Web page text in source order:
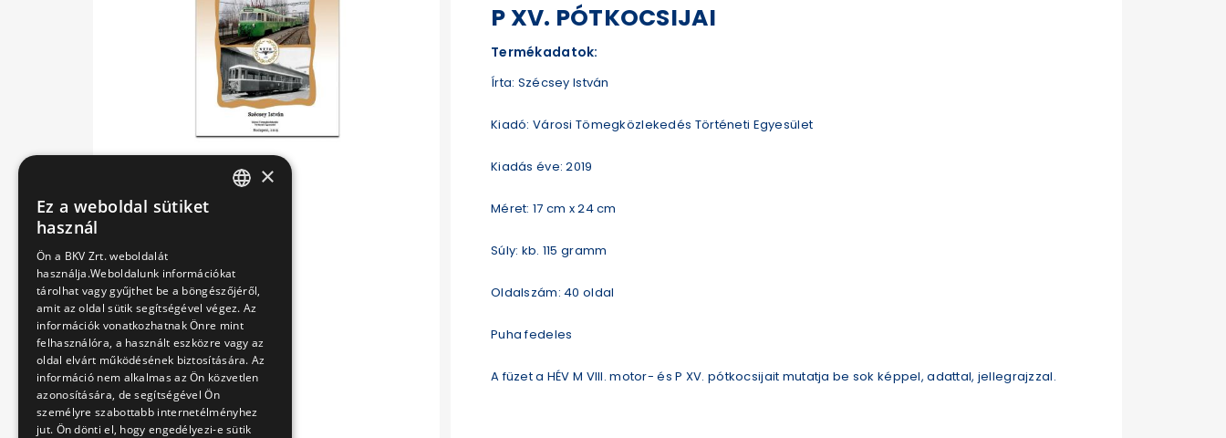
P XV. PÓTKOCSIJAI
Termékadatok:
Írta: Szécsey István
Kiadó: Városi Tömegközlekedés Történeti Egyesület
Kiadás éve: 2019
Méret: 17 cm x 24 cm
Súly: kb. 115 gramm
Oldalszám: 40 oldal
Puha fedeles
A füzet a HÉV M VIII. motor- és P XV. pótkocsijait mutatja be sok képpel, adattal, jellegrajzzal.
×
Ez a weboldal sütiket
használ
Ön a BKV Zrt. weboldalát
használja.Weboldalunk információkat
tárolhat vagy gyűjthet be a böngészőjéről,
amit az oldal sütik segítségével végez. Az
információk vonatkozhatnak Önre mint
felhasználóra, a használt eszközre vagy az
oldal elvárt működésének biztosítására. Az
információ nem alkalmas az Ön közvetlen
azonosítására, de segítségével Ön
személyre szabottabb internetélményhez
jut. Ön dönti el, hogy engedélyezi-e sütik